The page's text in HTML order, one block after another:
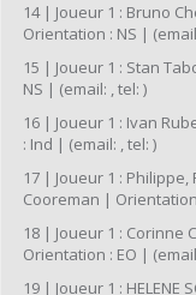
14 | Joueur 1 : Bruno
Orientation : NS |
15 | Joueur 1 : Stan
NS | (email: , tel: )
16 | Joueur 1 : Ivan
: Ind | (email: , tel: )
17 | Joueur 1 :
Cooreman |
18 | Joueur 1 : Corinne
Orientation : EO |
19 | Joueur 1 : HELENE